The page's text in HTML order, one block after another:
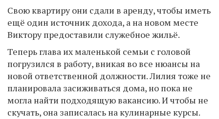
Свою квартиру они сдали в аренду, чтобы иметь
ещё один источник дохода, а на новом месте
Виктору предоставили служебное жильё.
Теперь глава их маленькой семьи с головой
погрузился в работу, вникая во все нюансы на
новой ответственной должности. Лилия тоже не
планировала засиживаться дома, но пока не
могла найти подходящую вакансию. И чтобы не
скучать, она записалась на кулинарные курсы.